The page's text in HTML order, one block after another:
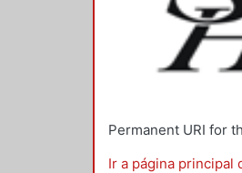
Permanent URI for
Ir a página principal